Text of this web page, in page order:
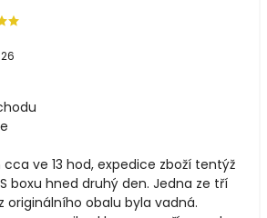
ve 13 hod, expedice zboží tentýž
boxu hned druhý den. Jedna ze tří
originálního obalu byla vadná.